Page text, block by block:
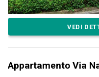
VEDI
Appartamento Via